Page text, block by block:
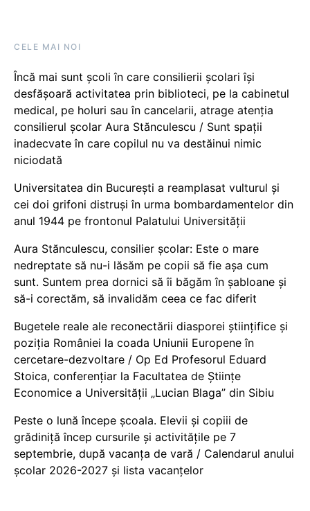
CELE MAI NOI
Încă mai sunt școli în care consilierii școlari își
desfășoară activitatea prin biblioteci, pe la cabinetul
medical, pe holuri sau în cancelarii, atrage atenția
consilierul școlar Aura Stănculescu / Sunt spații
inadecvate în care copilul nu va destăinui nimic
niciodată
Universitatea din București a reamplasat vulturul și
cei doi grifoni distruși în urma bombardamentelor din
anul 1944 pe frontonul Palatului Universității
Aura Stănculescu, consilier școlar: Este o mare
nedreptate să nu-i lăsăm pe copii să fie așa cum
sunt. Suntem prea dornici să îi băgăm în șabloane și
să-i corectăm, să invalidăm ceea ce fac diferit
Bugetele reale ale reconectării diasporei științifice și
poziția României la coada Uniunii Europene în
cercetare-dezvoltare / Op Ed Profesorul Eduard
Stoica, conferențiar la Facultatea de Științe
Economice a Universității „Lucian Blaga” din Sibiu
Peste o lună începe școala. Elevii și copiii de
grădiniță încep cursurile și activitățile pe 7
septembrie, după vacanța de vară / Calendarul anului
școlar 2026-2027 și lista vacanțelor